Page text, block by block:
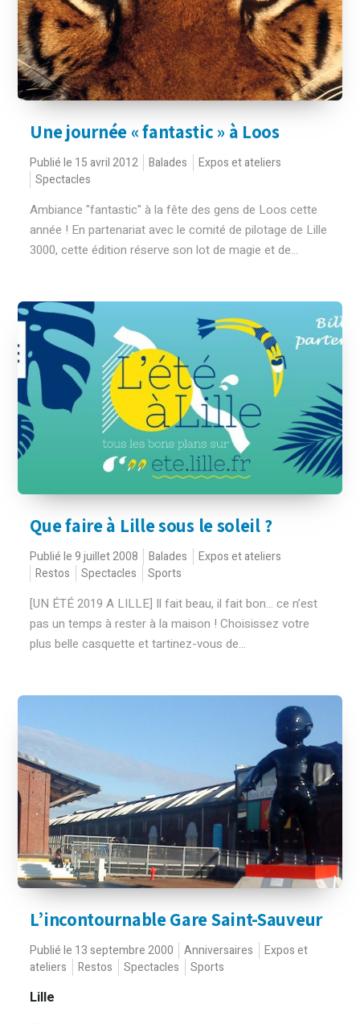
Une journée « fantastic » à Loos
Publié le 15 avril 2012 Balades
Expos et ateliers
Spectacles
Ambiance "fantastic" à la fête des gens de Loos cette
année ! En partenariat avec le comité de pilotage de Lille
3000, cette édition réserve son lot de magie et de...
Que faire à Lille sous le soleil ?
Publié le 9 juillet 2008 Balades
Expos et ateliers
Restos
Spectacles Sports
[UN ÉTÉ 2019 A LILLE] Il fait beau, il fait bon… ce n’est
pas un temps à rester à la maison ! Choisissez votre
plus belle casquette et tartinez-vous de...
L’incontournable Gare Saint-Sauveur
Publié le 13 septembre 2000 Anniversaires
Expos et
ateliers
Restos Spectacles Sports
Lille